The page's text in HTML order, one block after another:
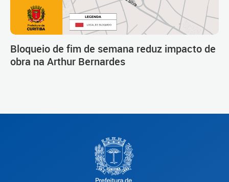
Bloqueio de fim de semana reduz impacto de
obra na Arthur Bernardes